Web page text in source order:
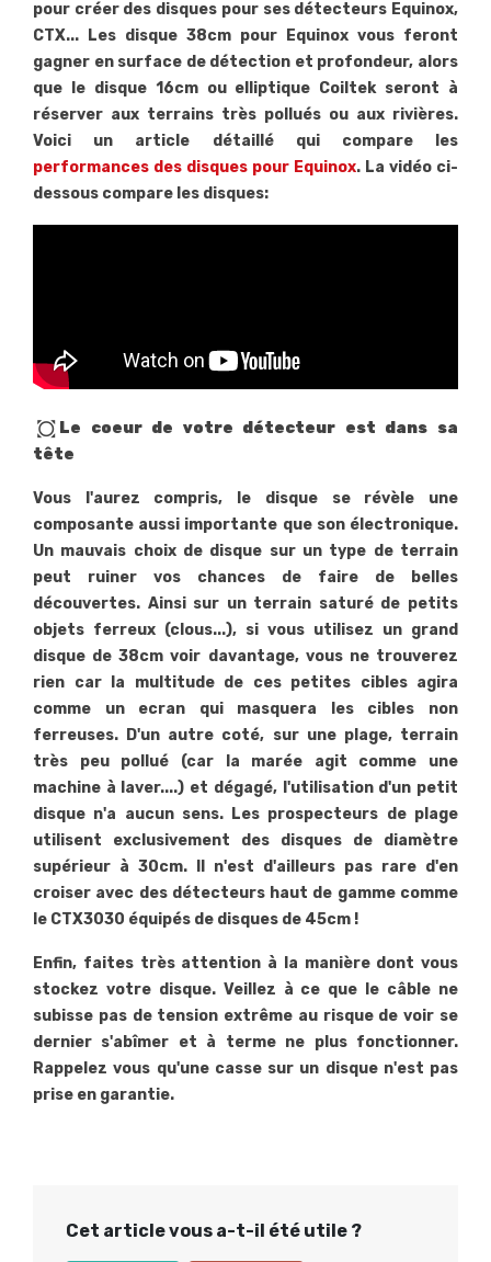
pour créer des disques pour ses détecteurs Equinox,
CTX... Les disque 38cm pour Equinox vous feront
gagner en surface de détection et profondeur, alors
que le disque 16cm ou elliptique Coiltek seront à
réserver aux terrains très pollués ou aux rivières.
Voici un article détaillé qui compare les
performances des disques pour Equinox. La vidéo ci-
dessous compare les disques:
all_out Le coeur de votre détecteur est dans sa
tête
Vous l'aurez compris, le disque se révèle une
composante aussi importante que son électronique.
Un mauvais choix de disque sur un type de terrain
peut ruiner vos chances de faire de belles
découvertes. Ainsi sur un terrain saturé de petits
objets ferreux (clous...), si vous utilisez un grand
disque de 38cm voir davantage, vous ne trouverez
rien car la multitude de ces petites cibles agira
comme un ecran qui masquera les cibles non
ferreuses. D'un autre coté, sur une plage, terrain
très peu pollué (car la marée agit comme une
machine à laver....) et dégagé, l'utilisation d'un petit
disque n'a aucun sens. Les prospecteurs de plage
utilisent exclusivement des disques de diamètre
supérieur à 30cm. Il n'est d'ailleurs pas rare d'en
croiser avec des détecteurs haut de gamme comme
le CTX3030 équipés de disques de 45cm !
Enfin, faites très attention à la manière dont vous
stockez votre disque. Veillez à ce que le câble ne
subisse pas de tension extrême au risque de voir se
dernier s'abîmer et à terme ne plus fonctionner.
Rappelez vous qu'une casse sur un disque n'est pas
prise en garantie.
Cet article vous a-t-il été utile ?